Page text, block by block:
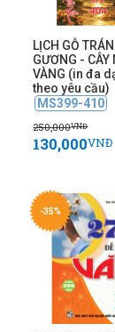
LỊCH GỖ
GƯƠNG - CÂY
VÀNG (in đa
theo yêu cầu)
MS399-410
250,000VNĐ
130,000VNĐ
-35%